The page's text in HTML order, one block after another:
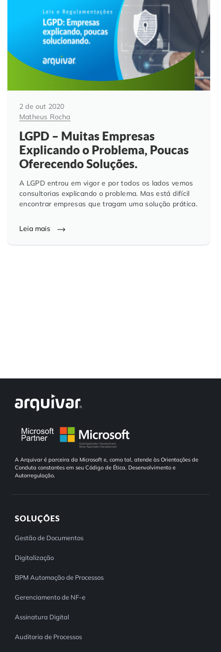
Automação de Processos
Educação Corporativa
Gerenciamento de NF-e
Adequação à LGPD
Assinatura Digital
Auditoria de Processos
Gestão do Departamento Pessoal
Controle e Organização de Documentos Físicos
Hospitais e Clínicas
Instituições de Ensino
Departamento Pessoal
Departamento Financeiro
Cooperativas
Cases de Sucesso
Nossas Unidades
Blog
Trabalhe Conosco
O QUE NOS DIFERENCIA? DESCUBRA
2 de out 2020
Matheus Rocha
LGPD – Muitas Empresas
Explicando o Problema, Poucas
Oferecendo Soluções.
A LGPD entrou em vigor e por todos os lados vemos
consultorias explicando o problema. Mas está difícil
encontrar empresas que tragam uma solução prática.
Leia mais
A Arquivar é parceira da Microsoft e, como tal, atende às Orientações de
Conduta constantes em seu Código de Ética, Desenvolvimento e
Autorregulação.
SOLUÇÕES
Gestão de Documentos
Digitalização
BPM Automação de Processos
Gerenciamento de NF-e
Assinatura Digital
Auditoria de Processos